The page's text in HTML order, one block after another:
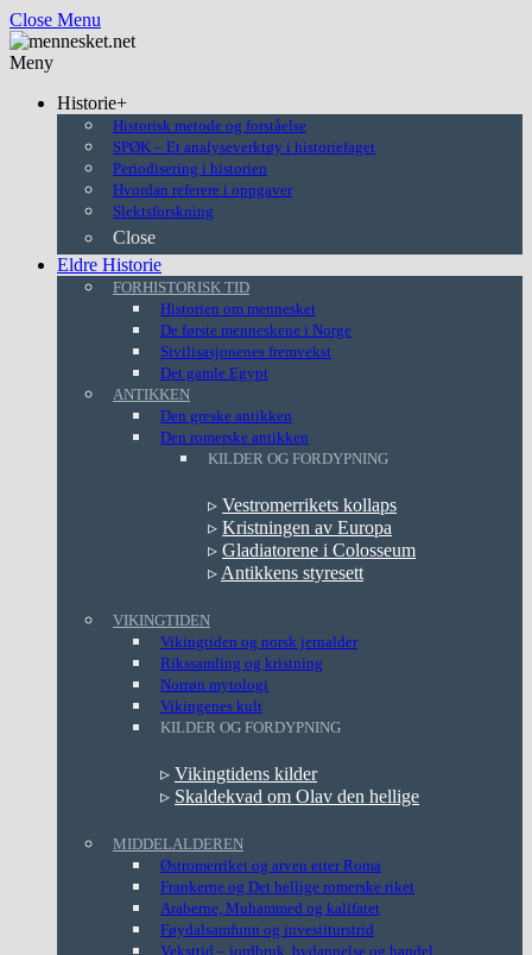
Close Menu
Meny
Historie+
Historisk metode og forståelse
SPØK – Et analyseverktøy i historiefaget
Periodisering i historien
Hvordan referere i oppgaver
Slektsforskning
Close
Eldre Historie
FORHISTORISK TID
Historien om mennesket
De første menneskene i Norge
Sivilisasjonenes fremvekst
Det gamle Egypt
ANTIKKEN
Den greske antikken
Den romerske antikken
KILDER OG FORDYPNING
▹ Vestromerrikets kollaps
▹ Kristningen av Europa
▹ Gladiatorene i Colosseum
▹ Antikkens styresett
VIKINGTIDEN
Vikingtiden og norsk jernalder
Rikssamling og kristning
Norrøn mytologi
Vikingenes kult
KILDER OG FORDYPNING
▹ Vikingtidens kilder
▹ Skaldekvad om Olav den hellige
MIDDELALDEREN
Østromerriket og arven etter Roma
Frankerne og Det hellige romerske riket
Araberne, Muhammed og kalifatet
Føydalsamfunn og investiturstrid
Veksttid – jordbruk, bydannelse og handel